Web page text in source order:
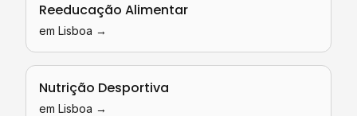
Reeducação Alimentar
em Lisboa →
Nutrição Desportiva
em Lisboa →